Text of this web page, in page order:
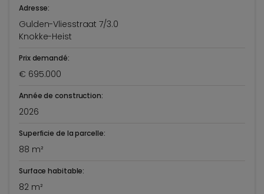
Adresse:
Gulden-Vliesstraat 7/3.0
Knokke-Heist
Prix demandé:
€ 695.000
Année de construction:
2026
Superficie de la parcelle:
88 m²
Surface habitable:
82 m²